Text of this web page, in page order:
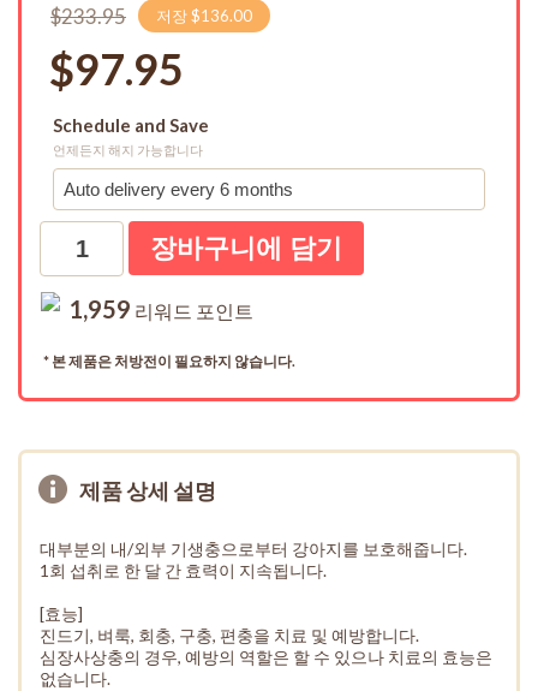
$233.95 저장 $136.00
$97.95
Schedule and Save
언제든지 해지 가능합니다
1,959 리워드 포인트
* 본 제품은 처방전이 필요하지 않습니다.
제품 상세 설명
대부분의 내/외부 기생충으로부터 강아지를 보호해줍니다.
1회 섭취로 한 달 간 효력이 지속됩니다.
[효능]
진드기, 벼룩, 회충, 구충, 편충을 치료 및 예방합니다.
심장사상충의 경우, 예방의 역할은 할 수 있으나 치료의 효능은
없습니다.